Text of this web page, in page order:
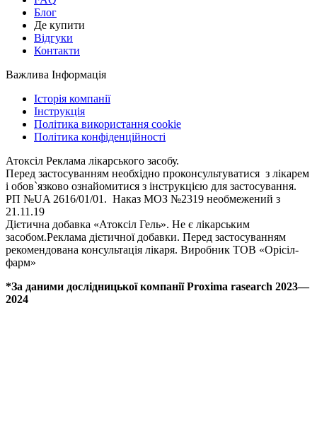
Блог
Де купити
Відгуки
Контакти
Важлива Інформація
Історія компанії
Інструкція
Політика використання cookie
Політика конфіденційності
Атоксіл Реклама лікарського засобу.
Перед застосуванням необхідно проконсультуватися з лікарем
і обов`язково ознайомитися з інструкцією для застосування.
РП №UA 2616/01/01. Наказ МОЗ №2319 необмежений з
21.11.19
Дієтична добавка «Атоксіл Гель». Не є лікарським
засобом.Реклама дієтичної добавки. Перед застосуванням
рекомендована консультація лікаря. Виробник ТОВ «Орісіл-
фарм»
*За даними дослідницької компанії Proxima rasearch 2023—
2024